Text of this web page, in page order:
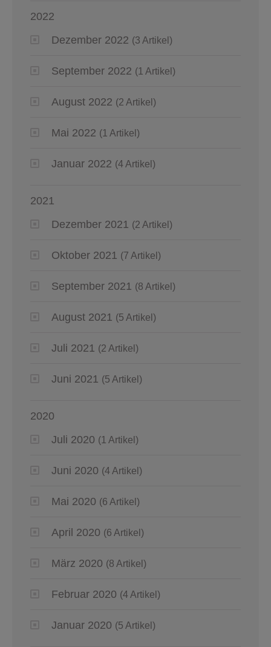
2022
Dezember 2022 (3 Artikel)
September 2022 (1 Artikel)
August 2022 (2 Artikel)
Mai 2022 (1 Artikel)
Januar 2022 (4 Artikel)
2021
Dezember 2021 (2 Artikel)
Oktober 2021 (7 Artikel)
September 2021 (8 Artikel)
August 2021 (5 Artikel)
Juli 2021 (2 Artikel)
Juni 2021 (5 Artikel)
2020
Juli 2020 (1 Artikel)
Juni 2020 (4 Artikel)
Mai 2020 (6 Artikel)
April 2020 (6 Artikel)
März 2020 (8 Artikel)
Februar 2020 (4 Artikel)
Januar 2020 (5 Artikel)